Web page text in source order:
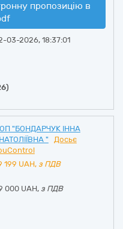
пропозицію в
03-2026, 18:37:01
"БОНДАРЧУК ІННА
"
Досьє
199 UAH, з ПДВ
000 UAH, з ПДВ